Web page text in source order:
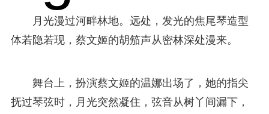
月光漫过河畔林地。远处，发光的焦尾琴造型
体若隐若现，蔡文姬的胡笳声从密林深处漫来。
舞台上，扮演蔡文姬的温娜出场了，她的指尖
抚过琴弦时，月光突然凝住，弦音从树丫间漏下，